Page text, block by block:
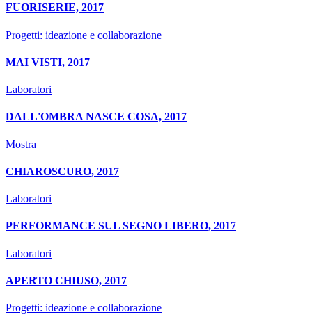
FUORISERIE, 2017
Progetti: ideazione e collaborazione
MAI VISTI, 2017
Laboratori
DALL'OMBRA NASCE COSA, 2017
Mostra
CHIAROSCURO, 2017
Laboratori
PERFORMANCE SUL SEGNO LIBERO, 2017
Laboratori
APERTO CHIUSO, 2017
Progetti: ideazione e collaborazione